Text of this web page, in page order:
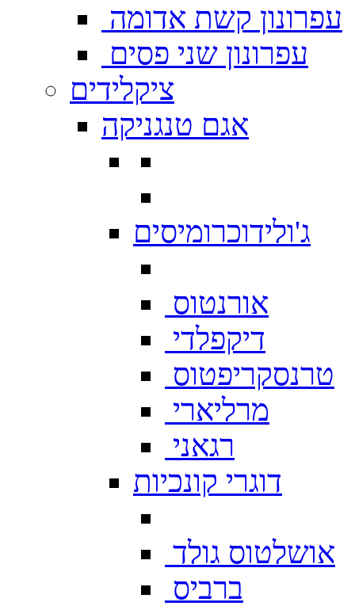
עפרונון קשת אדומה
עפרונון שני פסים
ציקלידים
אגם טנגניקה
ג'ולידוכרומיסים
אורנטוס
דיקפלדי
טרנסקריפטוס
מרליארי
רגאני
דוגרי קונכיות
אושלטוס גולד
ברביס